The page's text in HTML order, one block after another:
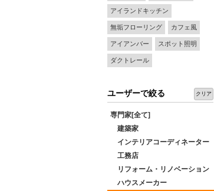
アイランドキッチン
無垢フローリング カフェ風
アイアンバー スポット照明
ダクトレール
ユーザーで絞る クリア
専門家[全て]
建築家
インテリアコーディネーター
工務店
リフォーム・リノベーション
ハウスメーカー